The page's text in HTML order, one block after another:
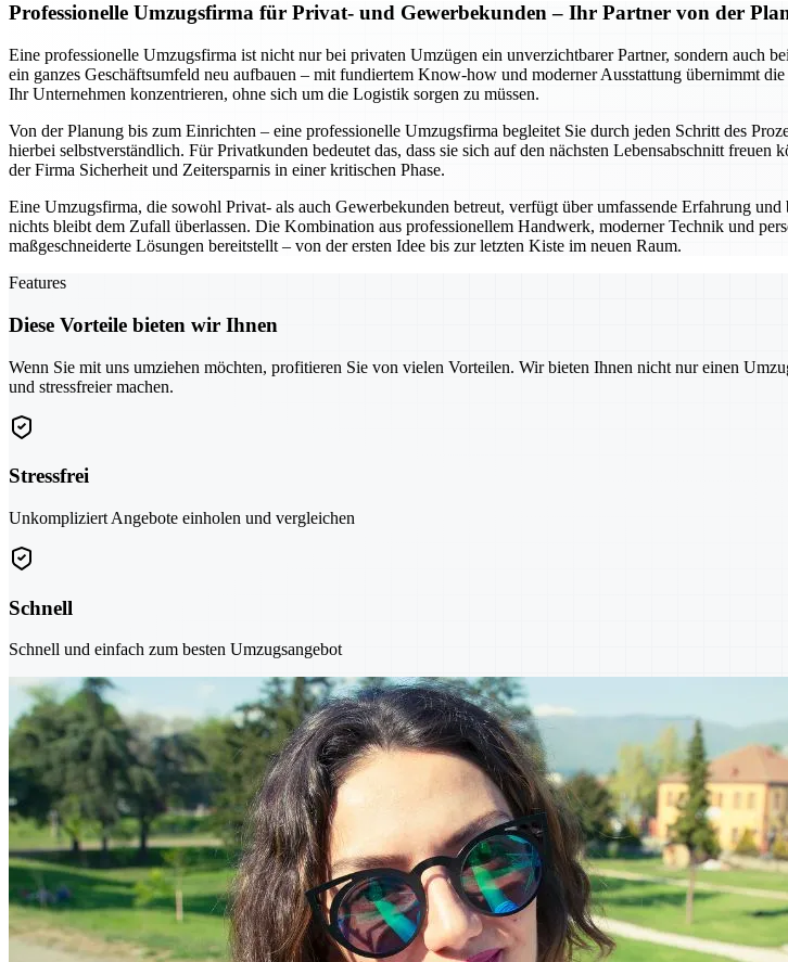
Professionelle Umzugsfirma für Privat- und Gewerbekunden – Ihr Partner von der
Eine professionelle Umzugsfirma ist nicht nur bei privaten Umzügen ein unverzichtbarer Partner, sondern
ein ganzes Geschäftsumfeld neu aufbauen – mit fundiertem Know-how und moderner Ausstattung übernimmt
Ihr Unternehmen konzentrieren, ohne sich um die Logistik sorgen zu müssen.
Von der Planung bis zum Einrichten – eine professionelle Umzugsfirma begleitet Sie durch jeden Schritt des
hierbei selbstverständlich. Für Privatkunden bedeutet das, dass sie sich auf den nächsten Lebensabschnitt
der Firma Sicherheit und Zeitersparnis in einer kritischen Phase.
Eine Umzugsfirma, die sowohl Privat- als auch Gewerbekunden betreut, verfügt über umfassende Erfahrung
nichts bleibt dem Zufall überlassen. Die Kombination aus professionellem Handwerk, moderner Technik und
maßgeschneiderte Lösungen bereitstellt – von der ersten Idee bis zur letzten Kiste im neuen Raum.
Features
Diese Vorteile bieten wir Ihnen
Wenn Sie mit uns umziehen möchten, profitieren Sie von vielen Vorteilen. Wir bieten Ihnen nicht nur einen
und stressfreier machen.
Stressfrei
Unkompliziert Angebote einholen und vergleichen
Schnell
Schnell und einfach zum besten Umzugsangebot